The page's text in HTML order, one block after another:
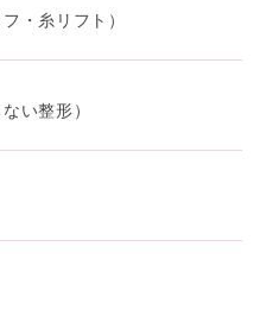
・糸リフト）
い整形）